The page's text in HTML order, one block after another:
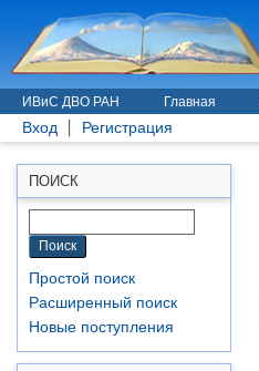
ИВиС ДВО РАН Главная
Вход Регистрация
ПОИСК
Простой поиск
Расширенный поиск
Новые поступления